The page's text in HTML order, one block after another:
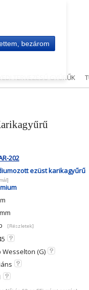
TERVEZÉSŰ GYŰRŰK
202
ezüst karikagyűrű
[Részletek]
Wesselton (G)
bezárom